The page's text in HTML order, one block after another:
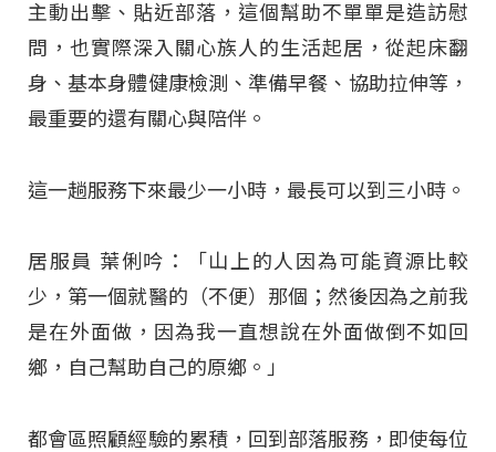
主動出擊、貼近部落，這個幫助不單單是造訪慰
問，也實際深入關心族人的生活起居，從起床翻
身、基本身體健康檢測、準備早餐、協助拉伸等，
最重要的還有關心與陪伴。
這一趟服務下來最少一小時，最長可以到三小時。
居服員 葉俐吟：「山上的人因為可能資源比較
少，第一個就醫的（不便）那個；然後因為之前我
是在外面做，因為我一直想說在外面做倒不如回
鄉，自己幫助自己的原鄉。」
都會區照顧經驗的累積，回到部落服務，即使每位